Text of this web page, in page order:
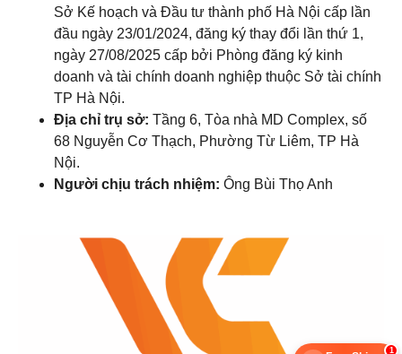
Sở Kế hoạch và Đầu tư thành phố Hà Nội cấp lần
đầu ngày 23/01/2024, đăng ký thay đổi lần thứ 1,
ngày 27/08/2025 cấp bởi Phòng đăng ký kinh
doanh và tài chính doanh nghiệp thuộc Sở tài chính
TP Hà Nội.
Địa chỉ trụ sở: Tầng 6, Tòa nhà MD Complex, số
68 Nguyễn Cơ Thạch, Phường Từ Liêm, TP Hà
Nội.
Người chịu trách nhiệm: Ông Bùi Thọ Anh
1